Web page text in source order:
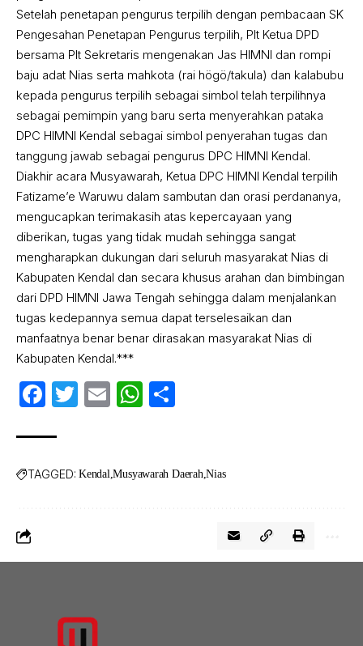
Setelah penetapan pengurus terpilih dengan pembacaan SK
Pengesahan Penetapan Pengurus terpilih, Plt Ketua DPD
bersama Plt Sekretaris mengenakan Jas HIMNI dan rompi
baju adat Nias serta mahkota (rai högö/takula) dan kalabubu
kepada pengurus terpilih sebagai simbol telah terpilihnya
sebagai pemimpin yang baru serta menyerahkan pataka
DPC HIMNI Kendal sebagai simbol penyerahan tugas dan
tanggung jawab sebagai pengurus DPC HIMNI Kendal.
Diakhir acara Musyawarah, Ketua DPC HIMNI Kendal terpilih
Fatizame’e Waruwu dalam sambutan dan orasi perdananya,
mengucapkan terimakasih atas kepercayaan yang
diberikan, tugas yang tidak mudah sehingga sangat
mengharapkan dukungan dari seluruh masyarakat Nias di
Kabupaten Kendal dan secara khusus arahan dan bimbingan
dari DPD HIMNI Jawa Tengah sehingga dalam menjalankan
tugas kedepannya semua dapat terselesaikan dan
manfaatnya benar benar dirasakan masyarakat Nias di
Kabupaten Kendal.***
Facebook
Twitter
EmailWhatsApp
TAGGED: Kendal Musyawarah Daerah Nias